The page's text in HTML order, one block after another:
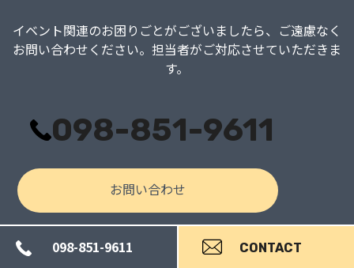
098-851-9611 CONTACT
イベント関連のお困りごとがございましたら、
ご遠慮なく
お問い合わせください。担当者がご対応させていただきま
す。
098-851-9611
お問い合わせ